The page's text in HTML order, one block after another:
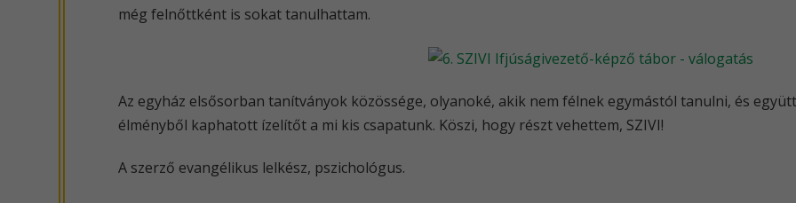
még felnőttként is sokat tanulhattam.
Az egyház elsősorban tanítványok közössége, olyanoké, akik nem félnek egymástól tanulni, és
élményből kaphatott ízelítőt a mi kis csapatunk. Köszi, hogy részt vehettem, SZIVI!
A szerző evangélikus lelkész, pszichológus.